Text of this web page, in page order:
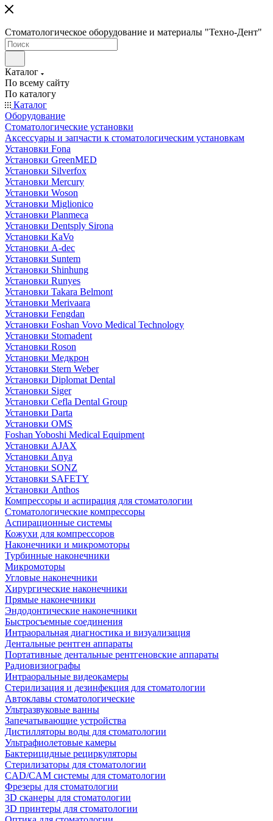
Стоматологическое оборудование и материалы "Техно-Дент"
Каталог
По всему сайту
По каталогу
Каталог
Оборудование
Стоматологические установки
Аксессуары и запчасти к стоматологическим установкам
Установки Fona
Установки GreenMED
Установки Silverfox
Установки Mercury
Установки Woson
Установки Miglionico
Установки Planmeca
Установки Dentsply Sirona
Установки KaVo
Установки A-dec
Установки Suntem
Установки Shinhung
Установки Runyes
Установки Takara Belmont
Установки Merivaara
Установки Fengdan
Установки Foshan Vovo Medical Technology
Установки Stomadent
Установки Roson
Установки Медкрон
Установки Stern Weber
Установки Diplomat Dental
Установки Siger
Установки Cefla Dental Group
Установки Darta
Установки OMS
Foshan Yoboshi Medical Equipment
Установки AJAX
Установки Anya
Установки SONZ
Установки SAFETY
Установки Anthos
Компрессоры и аспирация для стоматологии
Стоматологические компрессоры
Аспирационные системы
Кожухи для компрессоров
Наконечники и микромоторы
Турбинные наконечники
Микромоторы
Угловые наконечники
Хирургические наконечники
Прямые наконечники
Эндодонтические наконечники
Быстросъемные соединения
Интраоральная диагностика и визуализация
Дентальные рентген аппараты
Портативные дентальные рентгеновские аппараты
Радиовизиографы
Интраоральные видеокамеры
Стерилизация и дезинфекция для стоматологии
Автоклавы стоматологические
Ультразвуковые ванны
Запечатывающие устройства
Дистилляторы воды для стоматологии
Ультрафиолетовые камеры
Бактерицидные рециркуляторы
Стерилизаторы для стоматологии
CAD/CAM системы для стоматологии
Фрезеры для стоматологии
3D cканеры для стоматологии
3D принтеры для стоматологии